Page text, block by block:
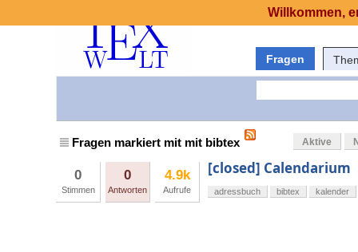
Fragen
Fragen markiert mit mit bibtex Aktive
0
Stimmen
0
Antworten
4.9k
Aufrufe
[closed] Calendarium
adressbuch bibtex kalender
Willkommen,